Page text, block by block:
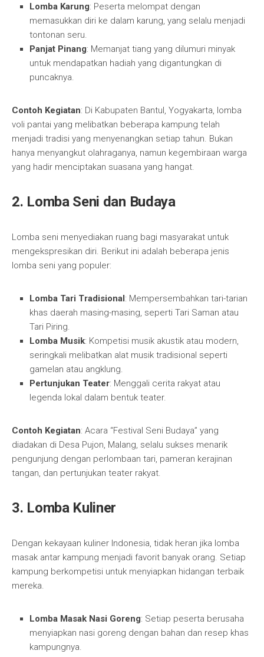
Lomba Karung: Peserta melompat dengan
memasukkan diri ke dalam karung, yang selalu menjadi
tontonan seru.
Panjat Pinang: Memanjat tiang yang dilumuri minyak
untuk mendapatkan hadiah yang digantungkan di
puncaknya.
Contoh Kegiatan: Di Kabupaten Bantul, Yogyakarta, lomba
voli pantai yang melibatkan beberapa kampung telah
menjadi tradisi yang menyenangkan setiap tahun. Bukan
hanya menyangkut olahraganya, namun kegembiraan warga
yang hadir menciptakan suasana yang hangat.
2. Lomba Seni dan Budaya
Lomba seni menyediakan ruang bagi masyarakat untuk
mengekspresikan diri. Berikut ini adalah beberapa jenis
lomba seni yang populer:
Lomba Tari Tradisional: Mempersembahkan tari-tarian
khas daerah masing-masing, seperti Tari Saman atau
Tari Piring.
Lomba Musik: Kompetisi musik akustik atau modern,
seringkali melibatkan alat musik tradisional seperti
gamelan atau angklung.
Pertunjukan Teater: Menggali cerita rakyat atau
legenda lokal dalam bentuk teater.
Contoh Kegiatan: Acara “Festival Seni Budaya” yang
diadakan di Desa Pujon, Malang, selalu sukses menarik
pengunjung dengan perlombaan tari, pameran kerajinan
tangan, dan pertunjukan teater rakyat.
3. Lomba Kuliner
Dengan kekayaan kuliner Indonesia, tidak heran jika lomba
masak antar kampung menjadi favorit banyak orang. Setiap
kampung berkompetisi untuk menyiapkan hidangan terbaik
mereka.
Lomba Masak Nasi Goreng: Setiap peserta berusaha
menyiapkan nasi goreng dengan bahan dan resep khas
kampungnya.